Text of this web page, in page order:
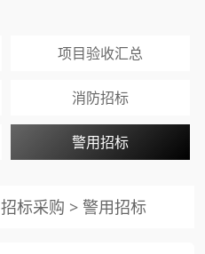
项目验收汇总
消防招标
警用招标
招标采购 > 警用招标